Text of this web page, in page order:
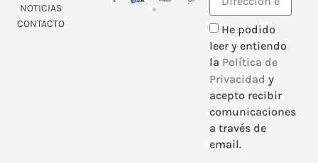
NOTICIAS
CONTACTO
He podido
leer y entiendo
la Política de
Privacidad y
acepto recibir
comunicaciones
a través de
email.